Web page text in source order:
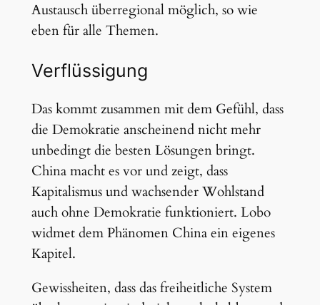
Austausch überregional möglich, so wie
eben für alle Themen.
Verflüssigung
Das kommt zusammen mit dem Gefühl, dass
die Demokratie anscheinend nicht mehr
unbedingt die besten Lösungen bringt.
China macht es vor und zeigt, dass
Kapitalismus und wachsender Wohlstand
auch ohne Demokratie funktioniert. Lobo
widmet dem Phänomen China ein eigenes
Kapitel.
Gewissheiten, dass das freiheitliche System